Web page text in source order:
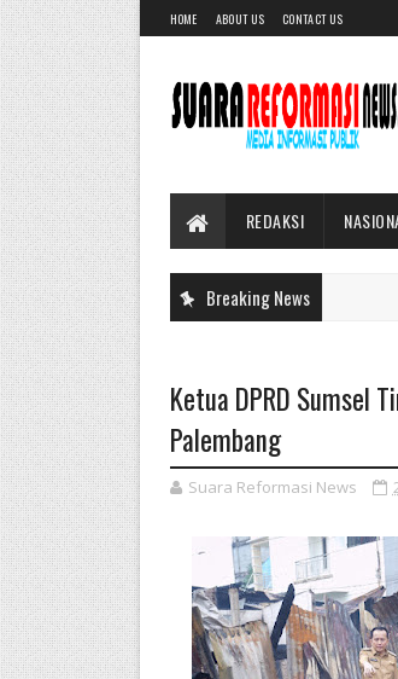
HOME ABOUT US CONTACT US
REDAKSI
Breaking News
Ketua DPRD Sumsel
Palembang
Suara Reformasi News